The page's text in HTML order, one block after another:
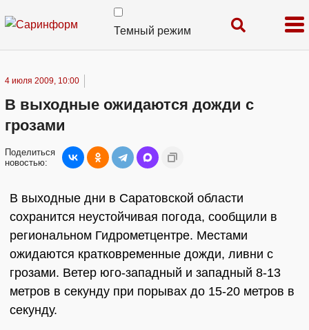
Темный режим
4 июля 2009, 10:00
В выходные ожидаются дожди с
грозами
Поделиться
новостью:
В выходные дни в Саратовской области
сохранится неустойчивая погода, сообщили в
региональном Гидрометцентре. Местами
ожидаются кратковременные дожди, ливни с
грозами. Ветер юго-западный и западный 8-13
метров в секунду при порывах до 15-20 метров в
секунду.